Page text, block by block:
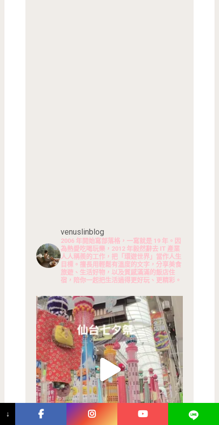
venuslinblog
2006 年開始寫部落格，一寫就是 19 年。因
為熱愛吃喝玩樂，2012 年毅然辭去 IT 產業
人人稱羨的工作，把「環遊世界」當作人生
目標。擅長用輕鬆有溫度的文字，分享美食
旅遊、生活好物，以及質感滿滿的飯店住
宿，陪你一起把生活過得更好玩、更精彩。
↓